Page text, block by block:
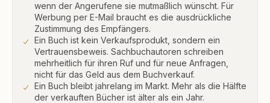
wenn der Angerufene sie mutmaßlich wünscht. Für
Werbung per E-Mail braucht es die ausdrückliche
Zustimmung des Empfängers.
Ein Buch ist kein Verkaufsprodukt, sondern ein
Vertrauensbeweis. Sachbuchautoren schreiben
mehrheitlich für ihren Ruf und für neue Anfragen,
nicht für das Geld aus dem Buchverkauf.
Ein Buch bleibt jahrelang im Markt. Mehr als die Hälfte
der verkauften Bücher ist älter als ein Jahr.